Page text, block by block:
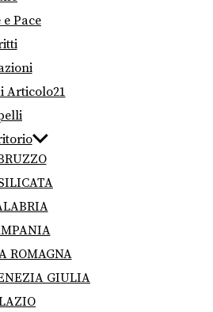
Pace
Articolo21
ROMAGNA
GIULIA